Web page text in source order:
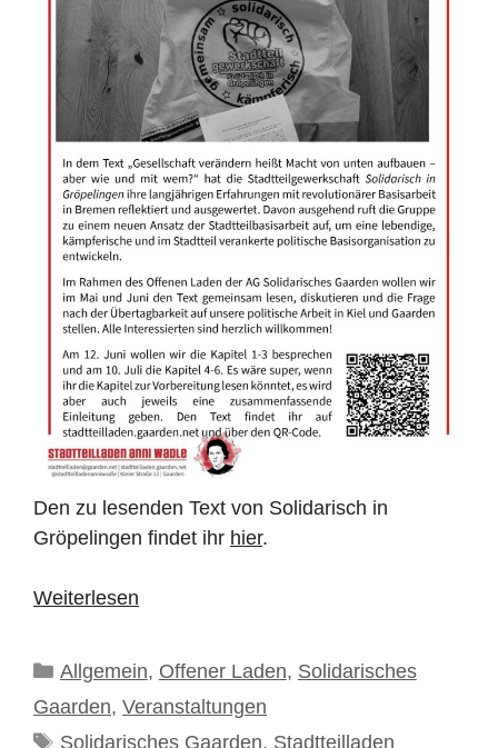
Den zu lesenden Text von Solidarisch in
Gröpelingen findet ihr hier.
Weiterlesen
Kategorien
Allgemein, Offener Laden, Solidarisches
Gaarden, Veranstaltungen
Schlagwörter
Solidarisches Gaarden, Stadtteilladen